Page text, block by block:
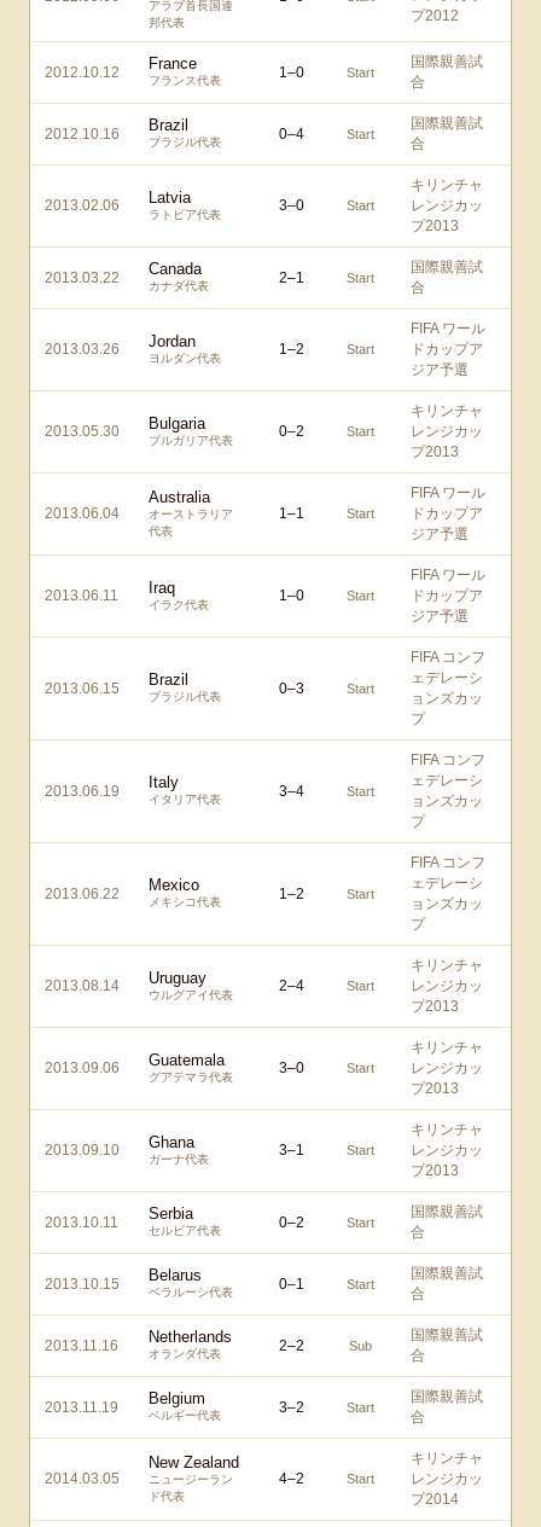
アラブ首長国連
邦代表
プ2012
2012.10.12 France
フランス代表 1–0 Start
国際親善試
合
2012.10.16 Brazil
ブラジル代表 0–4 Start
国際親善試
合
2013.02.06 Latvia
ラトビア代表
3–0 Start
キリンチャ
レンジカッ
プ2013
2013.03.22 Canada
カナダ代表 2–1 Start
国際親善試
合
2013.03.26 Jordan
ヨルダン代表
1–2 Start
FIFA ワール
ドカップア
ジア予選
2013.05.30 Bulgaria
ブルガリア代表
0–2 Start
キリンチャ
レンジカッ
プ2013
2013.06.04
Australia
オーストラリア
代表
1–1 Start
FIFA ワール
ドカップア
ジア予選
2013.06.11 Iraq
イラク代表
1–0 Start
FIFA ワール
ドカップア
ジア予選
2013.06.15 Brazil
ブラジル代表 0–3 Start
FIFA コンフ
ェデレーシ
ョンズカッ
プ
2013.06.19 Italy
イタリア代表 3–4 Start
FIFA コンフ
ェデレーシ
ョンズカッ
プ
2013.06.22 Mexico
メキシコ代表 1–2 Start
FIFA コンフ
ェデレーシ
ョンズカッ
プ
2013.08.14 Uruguay
ウルグアイ代表
2–4 Start
キリンチャ
レンジカッ
プ2013
2013.09.06 Guatemala
グアテマラ代表
3–0 Start
キリンチャ
レンジカッ
プ2013
2013.09.10 Ghana
ガーナ代表
3–1 Start
キリンチャ
レンジカッ
プ2013
2013.10.11 Serbia
セルビア代表 0–2 Start
国際親善試
合
2013.10.15 Belarus
ベラルーシ代表 0–1 Start
国際親善試
合
2013.11.16 Netherlands
オランダ代表 2–2 Sub
国際親善試
合
2013.11.19 Belgium
ベルギー代表 3–2 Start
国際親善試
合
2014.03.05
New Zealand
ニュージーラン
ド代表
4–2 Start
キリンチャ
レンジカッ
プ2014